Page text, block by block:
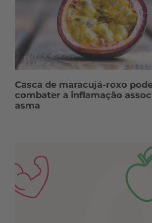
Casca de maracujá-roxo
combater a inflamação
asma